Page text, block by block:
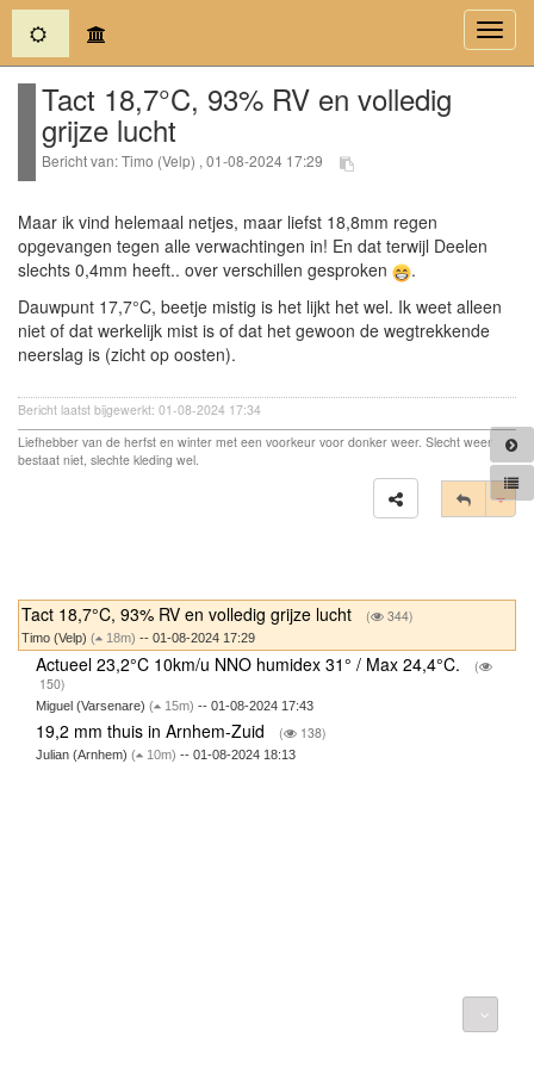
(current)
Tact 18,7°C, 93% RV en volledig
grijze lucht
Bericht van: Timo (Velp) , 01-08-2024 17:29
Maar ik vind helemaal netjes, maar liefst 18,8mm regen
opgevangen tegen alle verwachtingen in! En dat terwijl Deelen
slechts 0,4mm heeft.. over verschillen gesproken
.
Dauwpunt 17,7°C, beetje mistig is het lijkt het wel. Ik weet alleen
niet of dat werkelijk mist is of dat het gewoon de wegtrekkende
neerslag is (zicht op oosten).
Bericht laatst bijgewerkt: 01-08-2024 17:34
Liefhebber van de herfst en winter met een voorkeur voor donker weer. Slecht weer
bestaat niet, slechte kleding wel.
Tact 18,7°C, 93% RV en volledig grijze lucht ( 344)
Timo (Velp) ( 18m) -- 01-08-2024 17:29
Actueel 23,2°C 10km/u NNO humidex 31° / Max 24,4°C.
(
150)
Miguel (Varsenare) ( 15m) -- 01-08-2024 17:43
19,2 mm thuis in Arnhem-Zuid ( 138)
Julian (Arnhem) ( 10m) -- 01-08-2024 18:13